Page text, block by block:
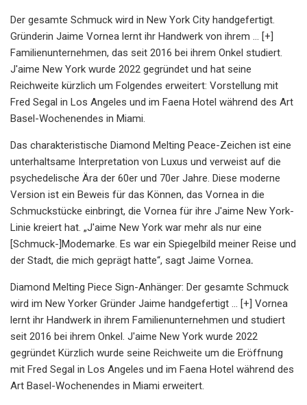
Der gesamte Schmuck wird in New York City handgefertigt.
Gründerin Jaime Vornea lernt ihr Handwerk von ihrem ... [+]
Familienunternehmen, das seit 2016 bei ihrem Onkel studiert.
J'aime New York wurde 2022 gegründet und hat seine
Reichweite kürzlich um Folgendes erweitert: Vorstellung mit
Fred Segal in Los Angeles und im Faena Hotel während des Art
Basel-Wochenendes in Miami.
Das charakteristische Diamond Melting Peace-Zeichen ist eine
unterhaltsame Interpretation von Luxus und verweist auf die
psychedelische Ära der 60er und 70er Jahre. Diese moderne
Version ist ein Beweis für das Können, das Vornea in die
Schmuckstücke einbringt, die Vornea für ihre J'aime New York-
Linie kreiert hat. „J'aime New York war mehr als nur eine
[Schmuck-]Modemarke. Es war ein Spiegelbild meiner Reise und
der Stadt, die mich geprägt hatte“, sagt Jaime Vornea.
Diamond Melting Piece Sign-Anhänger: Der gesamte Schmuck
wird im New Yorker Gründer Jaime handgefertigt ... [+] Vornea
lernt ihr Handwerk in ihrem Familienunternehmen und studiert
seit 2016 bei ihrem Onkel. J'aime New York wurde 2022
gegründet Kürzlich wurde seine Reichweite um die Eröffnung
mit Fred Segal in Los Angeles und im Faena Hotel während des
Art Basel-Wochenendes in Miami erweitert.